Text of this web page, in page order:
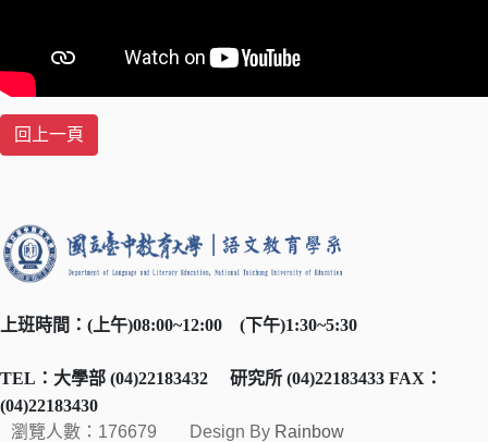
上班時間： ( 上午)08:00~12:00 (下午)1:30~5:30
TEL ：大學部 (04)22183432 研究所 (04)22183433 FAX ：
(04)22183430
瀏覽人數：176679
Design By Rainbow